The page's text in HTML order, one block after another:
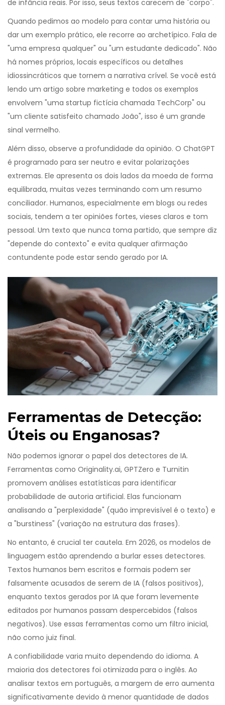
de infância reais. Por isso, seus textos carecem de "corpo".
Quando pedimos ao modelo para contar uma história ou
dar um exemplo prático, ele recorre ao archetípico. Fala de
"uma empresa qualquer" ou "um estudante dedicado". Não
há nomes próprios, locais específicos ou detalhes
idiossincráticos que tornem a narrativa crível. Se você está
lendo um artigo sobre marketing e todos os exemplos
envolvem "uma startup fictícia chamada TechCorp" ou
"um cliente satisfeito chamado João", isso é um grande
sinal vermelho.
Além disso, observe a profundidade da opinião. O ChatGPT
é programado para ser neutro e evitar polarizações
extremas. Ele apresenta os dois lados da moeda de forma
equilibrada, muitas vezes terminando com um resumo
conciliador. Humanos, especialmente em blogs ou redes
sociais, tendem a ter opiniões fortes, vieses claros e tom
pessoal. Um texto que nunca toma partido, que sempre diz
"depende do contexto" e evita qualquer afirmação
contundente pode estar sendo gerado por IA.
Ferramentas de Detecção:
Úteis ou Enganosas?
Não podemos ignorar o papel dos detectores de IA.
Ferramentas como Originality.ai, GPTZero e Turnitin
promovem análises estatísticas para identificar
probabilidade de autoria artificial. Elas funcionam
analisando a "perplexidade" (quão imprevisível é o texto) e
a "burstiness" (variação na estrutura das frases).
No entanto, é crucial ter cautela. Em 2026, os modelos de
linguagem estão aprendendo a burlar esses detectores.
Textos humanos bem escritos e formais podem ser
falsamente acusados de serem de IA (falsos positivos),
enquanto textos gerados por IA que foram levemente
editados por humanos passam despercebidos (falsos
negativos). Use essas ferramentas como um filtro inicial,
não como juiz final.
A confiabilidade varia muito dependendo do idioma. A
maioria dos detectores foi otimizada para o inglês. Ao
analisar textos em português, a margem de erro aumenta
significativamente devido à menor quantidade de dados